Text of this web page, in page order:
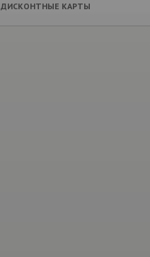
ДИСКОНТНЫЕ КАРТЫ